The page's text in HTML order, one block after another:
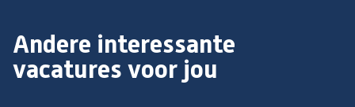
Andere interessante
vacatures voor jou